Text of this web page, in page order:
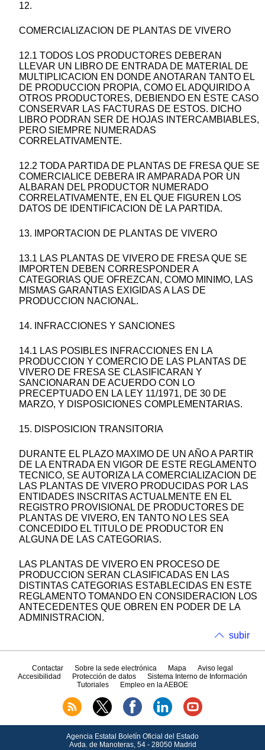
12.
COMERCIALIZACION DE PLANTAS DE VIVERO
12.1 TODOS LOS PRODUCTORES DEBERAN
LLEVAR UN LIBRO DE ENTRADA DE MATERIAL DE
MULTIPLICACION EN DONDE ANOTARAN TANTO EL
DE PRODUCCION PROPIA, COMO EL ADQUIRIDO A
OTROS PRODUCTORES, DEBIENDO EN ESTE CASO
CONSERVAR LAS FACTURAS DE ESTOS. DICHO
LIBRO PODRAN SER DE HOJAS INTERCAMBIABLES,
PERO SIEMPRE NUMERADAS
CORRELATIVAMENTE.
12.2 TODA PARTIDA DE PLANTAS DE FRESA QUE SE
COMERCIALICE DEBERA IR AMPARADA POR UN
ALBARAN DEL PRODUCTOR NUMERADO
CORRELATIVAMENTE, EN EL QUE FIGUREN LOS
DATOS DE IDENTIFICACION DE LA PARTIDA.
13. IMPORTACION DE PLANTAS DE VIVERO
13.1 LAS PLANTAS DE VIVERO DE FRESA QUE SE
IMPORTEN DEBEN CORRESPONDER A
CATEGORIAS QUE OFREZCAN, COMO MINIMO, LAS
MISMAS GARANTIAS EXIGIDAS A LAS DE
PRODUCCION NACIONAL.
14. INFRACCIONES Y SANCIONES
14.1 LAS POSIBLES INFRACCIONES EN LA
PRODUCCION Y COMERCIO DE LAS PLANTAS DE
VIVERO DE FRESA SE CLASIFICARAN Y
SANCIONARAN DE ACUERDO CON LO
PRECEPTUADO EN LA LEY 11/1971, DE 30 DE
MARZO, Y DISPOSICIONES COMPLEMENTARIAS.
15. DISPOSICION TRANSITORIA
DURANTE EL PLAZO MAXIMO DE UN AÑO A PARTIR
DE LA ENTRADA EN VIGOR DE ESTE REGLAMENTO
TECNICO, SE AUTORIZA LA COMERCIALIZACION DE
LAS PLANTAS DE VIVERO PRODUCIDAS POR LAS
ENTIDADES INSCRITAS ACTUALMENTE EN EL
REGISTRO PROVISIONAL DE PRODUCTORES DE
PLANTAS DE VIVERO, EN TANTO NO LES SEA
CONCEDIDO EL TITULO DE PRODUCTOR EN
ALGUNA DE LAS CATEGORIAS.
LAS PLANTAS DE VIVERO EN PROCESO DE
PRODUCCION SERAN CLASIFICADAS EN LAS
DISTINTAS CATEGORIAS ESTABLECIDAS EN ESTE
REGLAMENTO TOMANDO EN CONSIDERACION LOS
ANTECEDENTES QUE OBREN EN PODER DE LA
ADMINISTRACION.
subir
Contactar Sobre la sede electrónica Mapa
Aviso legal
Accesibilidad
Protección de datos
Sistema Interno de Información
Tutoriales
Empleo en la AEBOE
Agencia Estatal Boletín Oficial del Estado
Avda.de Manoteras, 54 - 28050 Madrid